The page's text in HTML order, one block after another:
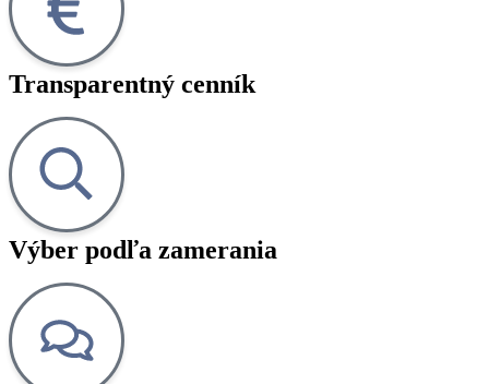
Transparentný cenník
Výber podľa zamerania